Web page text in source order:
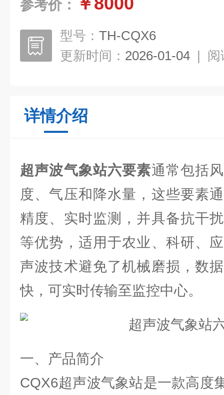
参考价：
型号： TH-CQX6
更新时间： 2026-01-04 | 阅
详情介绍
超声波气象站六要素通常包括
度、气压和降水量，这些要素
精度、实时监测，并具备抗干
等优势，适用于农业、科研、
声波技术避免了机械磨损，数
快，可实时传输至监控中心。
一、产品简介
CQX6超声波气象站是一款高度